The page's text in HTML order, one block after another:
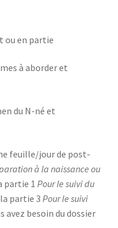
ou en partie
à aborder et
du N-né et
feuille/jour de post-
à la naissance ou
partie 1 Pour le suivi du
partie 3 Pour le suivi
avez besoin du dossier